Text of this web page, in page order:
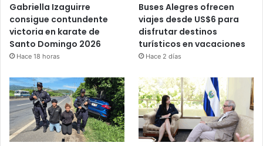
Gabriella Izaguirre
consigue contundente
victoria en karate de
Santo Domingo 2026
Hace 18 horas
Buses Alegres ofrecen
viajes desde US$6 para
disfrutar destinos
turísticos en vacaciones
Hace 2 días